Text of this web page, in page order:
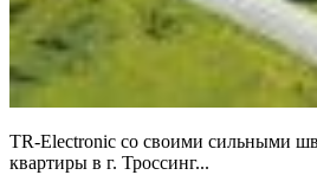
TR-Electronic со своими сильными
квартиры в г. Троссинг...